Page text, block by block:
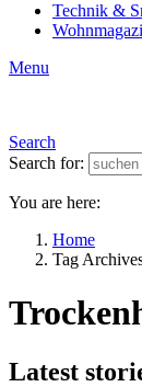
Technik &
Menu
Search
Search for:
You are here:
Home
Tag
Latest